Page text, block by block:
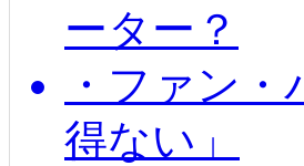
ーター？
・ファン
得ない」